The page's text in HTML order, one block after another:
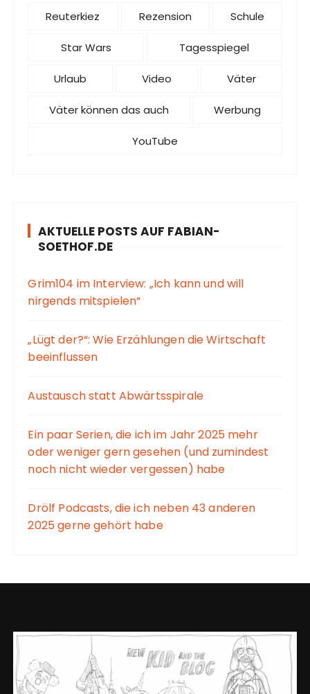
Reuterkiez Rezension Schule
Star Wars Tagesspiegel
Urlaub Video Väter
Väter können das auch Werbung
YouTube
AKTUELLE POSTS AUF FABIAN-
SOETHOF.DE
Grim104 im Interview: „Ich kann und will
nirgends mitspielen“
„Lügt der?“: Wie Erzählungen die Wirtschaft
beeinflussen
Austausch statt Abwärtsspirale
Ein paar Serien, die ich im Jahr 2025 mehr
oder weniger gern gesehen (und zumindest
noch nicht wieder vergessen) habe
Drölf Podcasts, die ich neben 43 anderen
2025 gerne gehört habe